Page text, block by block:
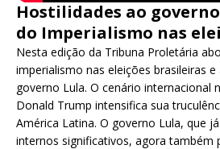
Hostilidades ao
do Imperialismo nas
Nesta edição da Tribuna Proletária
imperialismo nas eleições brasileiras
governo Lula. O cenário internacional
Donald Trump intensifica sua
América Latina. O governo Lula, que
internos significativos, agora também